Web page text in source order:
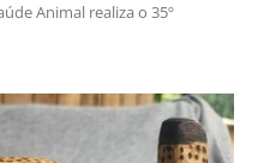
Animal realiza o 35º